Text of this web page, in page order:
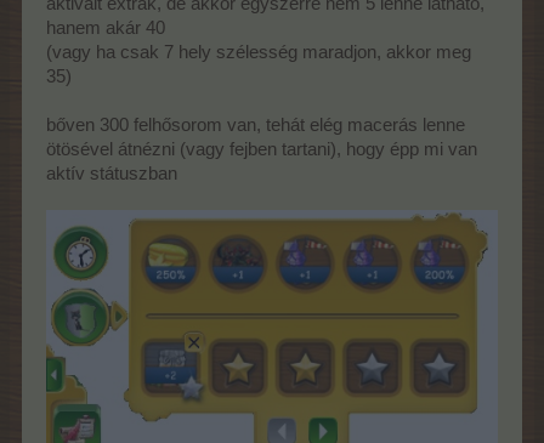
hanem akár 40
(vagy ha csak 7 hely szélesség maradjon, akkor meg
35)
bőven 300 felhősorom van, tehát elég macerás lenne
ötösével átnézni (vagy fejben tartani), hogy épp mi van
aktív státuszban